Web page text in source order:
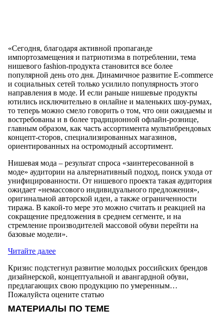
«Сегодня, благодаря активной пропаганде
импортозамещения и патриотизма в потреблении, тема
нишевого fashion-продукта становится все более
популярной день ото дня. Динамичное развитие E-commerce
и социальных сетей только усилило популярность этого
направления в моде. И если раньше нишевые продукты
ютились исключительно в онлайне и маленьких шоу-румах,
то теперь можно смело говорить о том, что они ожидаемы и
востребованы и в более традиционной офлайн-рознице,
главным образом, как часть ассортимента мультибрендовых
концепт-сторов, специализированных магазинов,
ориентированных на остромодный ассортимент.
Нишевая мода – результат спроса «заинтересованной в
моде» аудитории на альтернативный подход, поиск ухода от
унифицированности. От нишевого проекта такая аудитория
ожидает «немассового индивидуального предложения»,
оригинальной авторской идеи, а также ограниченности
тиража. В какой-то мере это можно считать и реакцией на
сокращение предложения в среднем сегменте, и на
стремление производителей массовой обуви перейти на
базовые модели».
Читайте далее
Кризис подстегнул развитие молодых российских брендов
дизайнерской, концептуальной и авангардной обуви,
предлагающих свою продукцию по умеренным…
Пожалуйста оцените статью
МАТЕРИАЛЫ ПО ТЕМЕ